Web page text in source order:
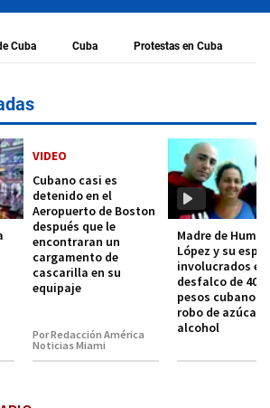
Cuba Cuba Protestas en Cuba
VIDEO
Cubano casi es
detenido en el
Aeropuerto de Boston
después que le
encontraran un
cargamento de
cascarilla en su
equipaje
Por Redacción América
Noticias Miami
Madre de
López y su
involucrados en
desfalco de 400
pesos cubanos
robo de azúcar y
alcohol